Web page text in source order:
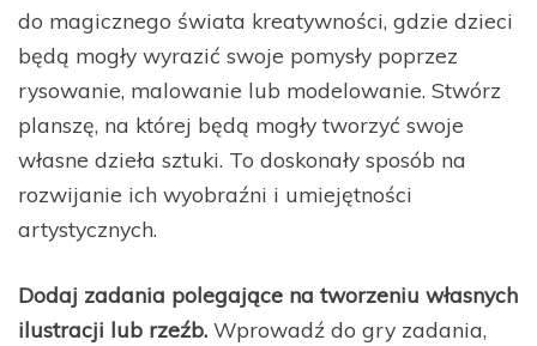
do magicznego świata kreatywności, gdzie dzieci
będą mogły wyrazić swoje pomysły poprzez
rysowanie, malowanie lub modelowanie. Stwórz
planszę, na której będą mogły tworzyć swoje
własne dzieła sztuki. To doskonały sposób na
rozwijanie ich wyobraźni i umiejętności
artystycznych.
Dodaj zadania polegające na tworzeniu własnych
ilustracji lub rzeźb. Wprowadź do gry zadania,